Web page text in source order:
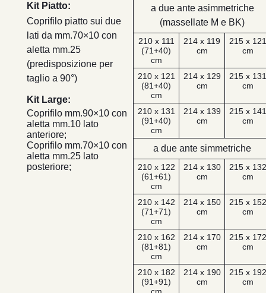
a due ante asimmetriche
(massellate M e BK)
210 x 111
(71+40)
cm
214 x 119
cm
215 x
cm
210 x 121
(81+40)
cm
214 x 129
cm
215 x
cm
210 x 131
(91+40)
cm
214 x 139
cm
215 x
cm
a due ante simmetriche
210 x 122
(61+61)
cm
214 x 130
cm
215 x
cm
210 x 142
(71+71)
cm
214 x 150
cm
215 x
cm
210 x 162
(81+81)
cm
214 x 170
cm
215 x
cm
210 x 182
(91+91)
cm
214 x 190
cm
215 x
cm
Kit Piatto:
Coprifilo piatto sui due
lati da mm.70×10 con
aletta mm.25
(predisposizione per
taglio a 90°)
Kit Large:
Coprifilo mm.90×10 con
aletta mm.10 lato
anteriore;
Coprifilo mm.70×10 con
aletta mm.25 lato
posteriore;